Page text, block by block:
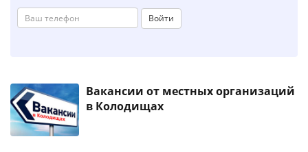
Войти
Вакансии от местных организаций
в Колодищах